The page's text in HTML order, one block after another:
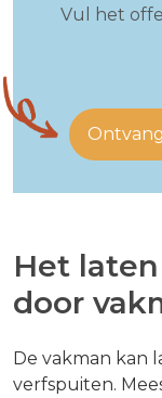
Vul het
Het
door
De vakman kan
verfspuiten.